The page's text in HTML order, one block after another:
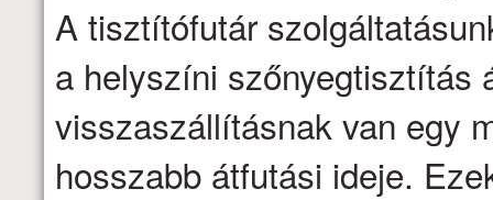
A tisztítófutár
a helyszíni szőnyegtisztítás
visszaszállításnak van egy
hosszabb átfutási ideje.